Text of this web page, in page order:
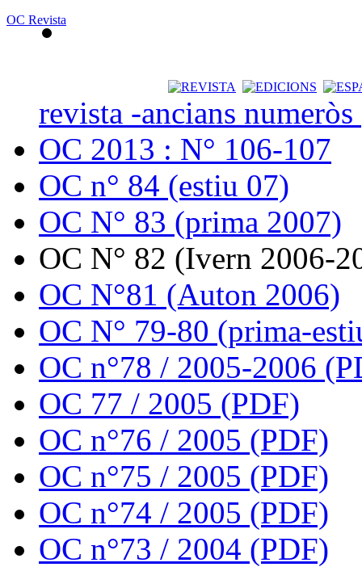
OC Revista
revista -ancians
OC 2013 : N° 106-107
OC n° 84 (estiu 07)
OC N° 83 (prima 2007)
OC N° 82 (Ivern 2006-
OC N°81 (Auton 2006)
OC N° 79-80 (prima-
OC n°78 / 2005-2006
OC 77 / 2005 (PDF)
OC n°76 / 2005 (PDF)
OC n°75 / 2005 (PDF)
OC n°74 / 2005 (PDF)
OC n°73 / 2004 (PDF)